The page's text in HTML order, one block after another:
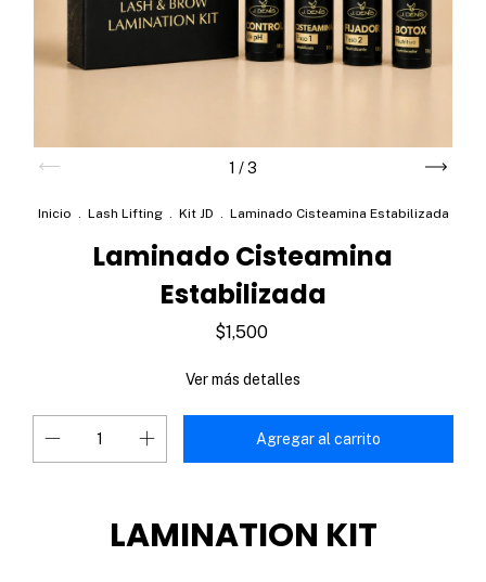
1 /3
Inicio . Lash Lifting . Kit JD . Laminado Cisteamina Estabilizada
Laminado Cisteamina
Estabilizada
$1,500
Ver más detalles
LAMINATION KIT